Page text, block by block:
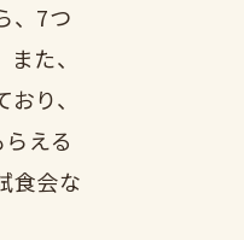
、7つ
た、
り、
える
食会な